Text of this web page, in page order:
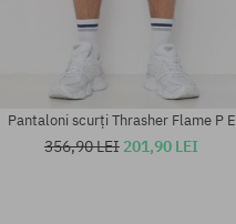
Pantaloni scurți Thrasher Flame P E
356,90 LEI 201,90 LEI